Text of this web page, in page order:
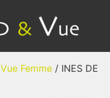
Vue Femme / INES DE